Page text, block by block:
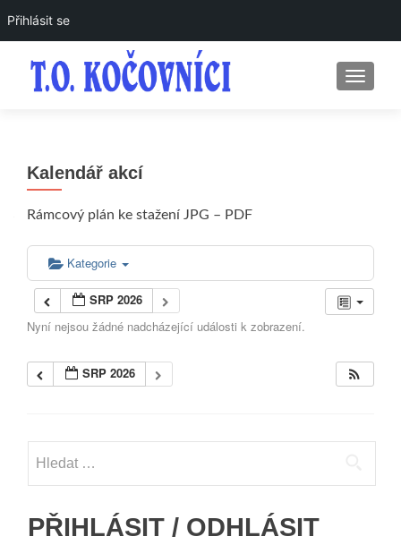
Kalendář akcí
Rámcový plán ke stažení JPG – PDF
Kategorie
SRP 2026
Nyní nejsou žádné nadcházející události k zobrazení.
SRP 2026
PŘIHLÁSIT / ODHLÁSIT
Přihlásit se